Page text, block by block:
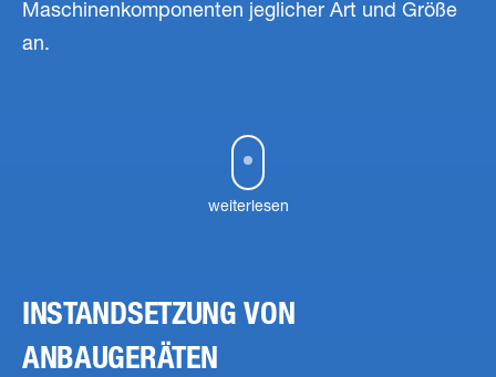
Maschinenkomponenten jeglicher Art und Größe
an.
weiterlesen
INSTANDSETZUNG VON
ANBAUGERÄTEN